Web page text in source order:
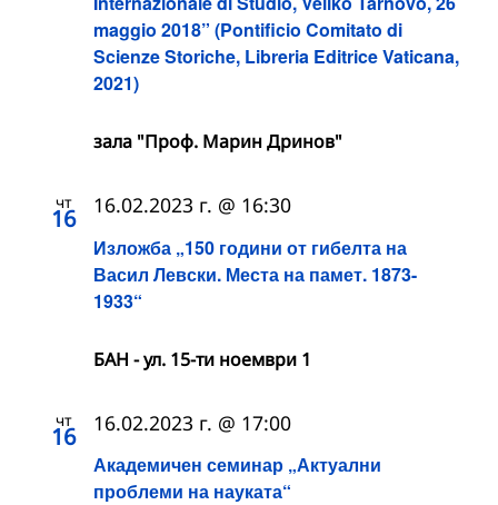
maggio 2018” (Pontificio Comitato di
Scienze Storiche, Libreria Editrice Vaticana,
2021)
зала "Проф. Марин Дринов"
чт
16
Изложба „150 години от гибелта на
Васил Левски. Места на памет. 1873-
1933“
16.02.2023 г. @ 16:30
БАН - ул. 15-ти ноември 1
чт
16
Академичен семинар „Актуални
проблеми на науката“
16.02.2023 г. @ 17:00